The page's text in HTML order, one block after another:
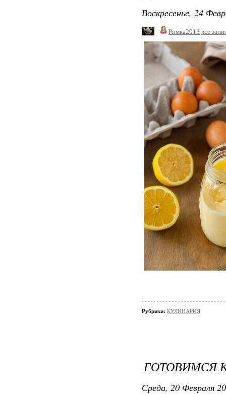
Воскресенье, 24
Римка2013 все
Рубрики: КУЛИНАРИЯ
ГОТОВИМСЯ
Среда, 20 Февраля